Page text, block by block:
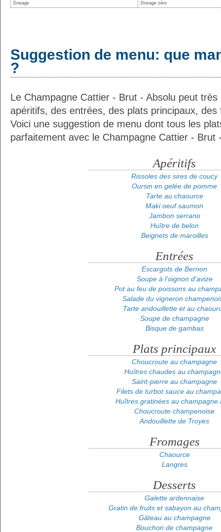
Dosage
Dosage zéro
Suggestion de menu: que
?
Le Champagne Cattier - Brut - Absolu peut
apéritifs, des entrées, des plats principaux,
Voici une suggestion de menu dont tous les
parfaitement avec le Champagne Cattier - Brut
Apéritifs
Rissoles des sires de coucy
Oursin en gelée de pomme
Tarte au chaource
Maki oeuf saumon
Jambon serrano
Huître de belon
Beignets de maroilles
Entrées
Escargots de Bernon
Soupe à l'oignon d'avize
Pot au feu de poissons au
Salade du vigneron
Tarte andouillette et au
Soupe de champagne
Bisque de gambas
Plats principaux
Choucroute au champagne
Huîtres chaudes au
Saint-pierre au champagne
Filets de turbot sauce au
Huîtres gratinées au champagne
Choucroute champenoise
Andouillette de Troyes
Fromages
Chaource
Langres
Desserts
Galette ardennaise
Gratin de fruits et sabayon au
Gâteau au champagne
Bouchon de champagne